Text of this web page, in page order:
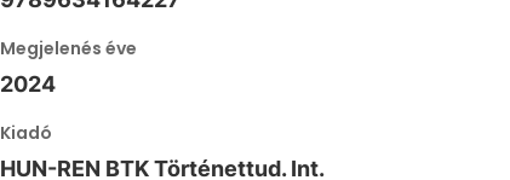
Megjelenés éve
2024
Kiadó
HUN-REN BTK Történettud. Int.